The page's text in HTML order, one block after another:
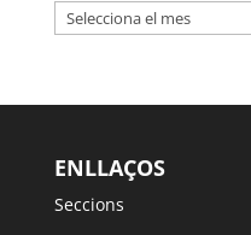
Arxiu
ENLLAÇOS
Seccions